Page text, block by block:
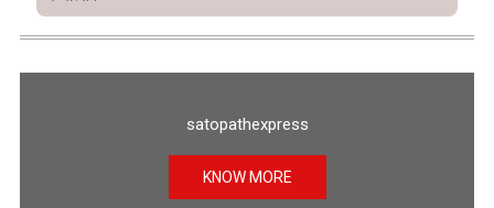
satopathexpress
KNOW MORE